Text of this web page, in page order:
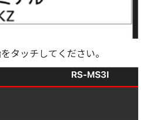
タッチしてください。